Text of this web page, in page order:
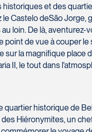
et des
Castelo deSão
loin. De là,
de vue à couper
la magnifique
II, le tout dans
historique de
Hiéronymites, un